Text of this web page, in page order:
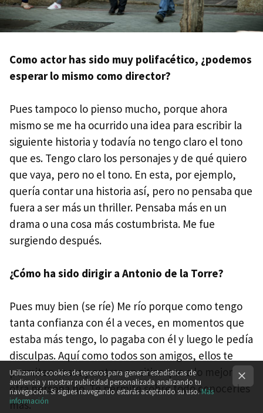
Como actor has sido muy polifacético, ¿podemos
esperar lo mismo como director?
Pues tampoco lo pienso mucho, porque ahora
mismo se me ha ocurrido una idea para escribir la
siguiente historia y todavía no tengo claro el tono
que es. Tengo claro los personajes y de qué quiero
que vaya, pero no el tono. En esta, por ejemplo,
quería contar una historia así, pero no pensaba que
fuera a ser más un thriller. Pensaba más en un
drama o una cosa más costumbrista. Me fue
surgiendo después.
¿Cómo ha sido dirigir a Antonio de la Torre?
Pues muy bien (se ríe) Me río porque como tengo
tanta confianza con él a veces, en momentos que
estaba más tengo, lo pagaba con él y luego le pedía
disculpas. Aquí como todos son amigos, ellos te
permiten cosas y entrar en sitios que a lo mejor
otra persona no. Te permite sobre todo conocerles
más.
Utilizamos cookies de terceros para generar estadísticas de
audiencia y mostrar publicidad personalizada analizando tu
navegación. Si sigues navegando estarás aceptando su uso.Más
información